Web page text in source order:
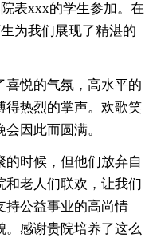
表xxx的学生参加。在
为我们展现了精湛的
喜悦的气氛，高水平的
得热烈的掌声。欢歌笑
因此而圆满。
的时候，但他们放弃自
和老人们联欢，让我们
持公益事业的高尚情
。感谢贵院培养了这么